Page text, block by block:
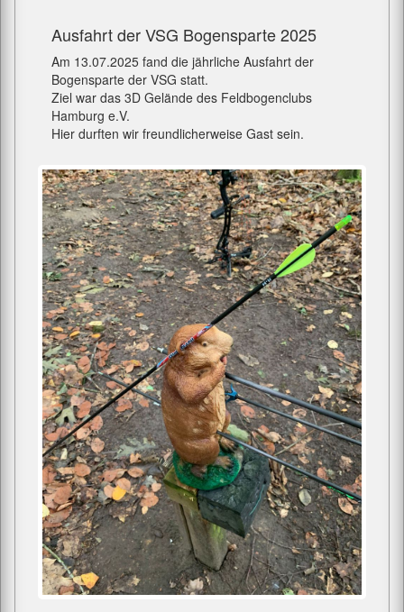
Ausfahrt der VSG Bogensparte 2025
Am 13.07.2025 fand die jährliche Ausfahrt der
Bogensparte der VSG statt.
Ziel war das 3D Gelände des Feldbogenclubs
Hamburg e.V.
Hier durften wir freundlicherweise Gast sein.